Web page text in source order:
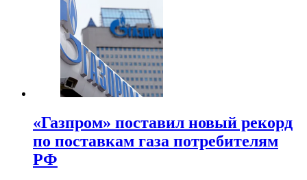
«Газпром» поставил новый рекорд
по поставкам газа потребителям
РФ